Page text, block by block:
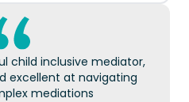
child inclusive mediator,
excellent at navigating
mediations.